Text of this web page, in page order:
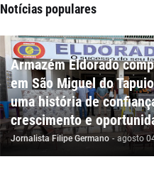
Notícias populares
Armazém Eldorado
em São Miguel do
uma história de
crescimento e
Jornalista Filipe Germano - agosto